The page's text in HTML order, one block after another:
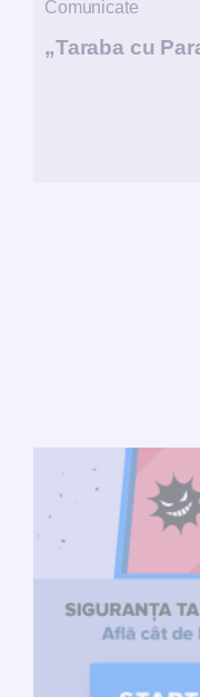
Comunicate
„Taraba cu